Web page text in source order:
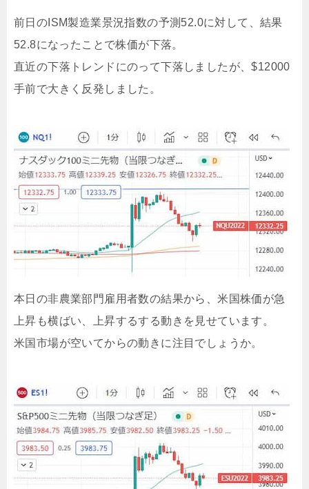
前日のISM製造業景況指数の予測52.0に対して、結果
52.8になったことで株価が下落。
直近の下落トレンドにのって下落しましたが、$12000
手前で大きく反発しました。
本日の非農業部門雇用者数の結果から、米国株価が急
上昇も横ばい、上昇するする動きを見せています。
米国市場が空いてからの動きに注目でしょうか。